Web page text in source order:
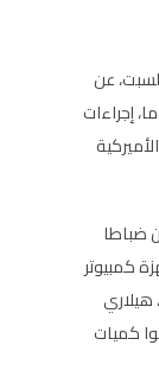
عن
إجراءات
ضباطا
كمبيوتر
هيلاري
كميات